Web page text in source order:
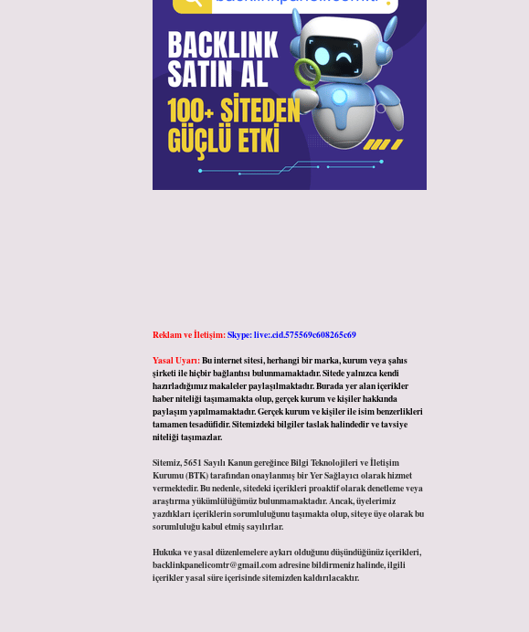
Reklam ve İletişim:Skype: live:.cid.575569c608265c69
Yasal Uyarı:Bu internet sitesi, herhangi bir marka, kurum veya şahıs
şirketi ile hiçbir bağlantısı bulunmamaktadır. Sitede yalnızca kendi
hazırladığımız makaleler paylaşılmaktadır. Burada yer alan içerikler
haber niteliği taşımamakta olup, gerçek kurum ve kişiler hakkında
paylaşım yapılmamaktadır. Gerçek kurum ve kişiler ile isim benzerlikleri
tamamen tesadüfidir. Sitemizdeki bilgiler taslak halindedir ve tavsiye
niteliği taşımazlar.
Sitemiz, 5651 Sayılı Kanun gereğince Bilgi Teknolojileri ve İletişim
Kurumu (BTK) tarafından onaylanmış bir Yer Sağlayıcı olarak hizmet
vermektedir. Bu nedenle, sitedeki içerikleri proaktif olarak denetleme veya
araştırma yükümlülüğümüz bulunmamaktadır. Ancak, üyelerimiz
yazdıkları içeriklerin sorumluluğunu taşımakta olup, siteye üye olarak bu
sorumluluğu kabul etmiş sayılırlar.
Hukuka ve yasal düzenlemelere aykırı olduğunu düşündüğünüz içerikleri,
backlinkpanelicomtr@gmail.comadresine bildirmeniz halinde, ilgili
içerikler yasal süre içerisinde sitemizden kaldırılacaktır.